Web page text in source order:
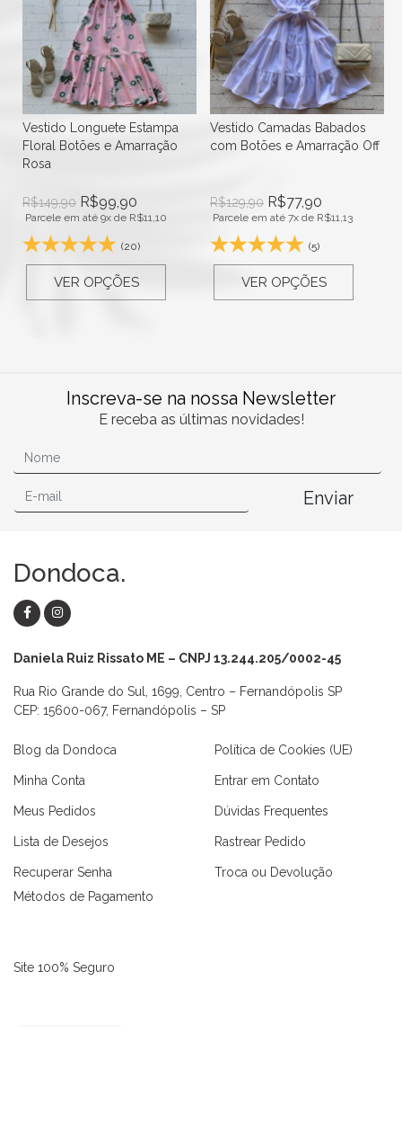
Vestido Longuete Estampa
Floral Botões e Amarração
Rosa
R$149,90 R$99,90
Parcele em até 9x de R$11,10
(20)
VER OPÇÕES
Vestido Camadas Babados
com Botões e Amarração Off
R$129,90 R$77,90
Parcele em até 7x de R$11,13
(5)
VER OPÇÕES
Inscreva-se na nossa Newsletter
E receba as últimas novidades!
Enviar
Dondoca.
Daniela Ruiz Rissato ME – CNPJ 13.244.205/0002-45
Rua Rio Grande do Sul, 1699, Centro – Fernandópolis SP
CEP: 15600-067, Fernandópolis – SP
Blog da Dondoca
Minha Conta
Meus Pedidos
Lista de Desejos
Recuperar Senha
Política de Cookies (UE)
Entrar em Contato
Dúvidas Frequentes
Rastrear Pedido
Troca ou Devolução
Métodos de Pagamento
Site 100% Seguro